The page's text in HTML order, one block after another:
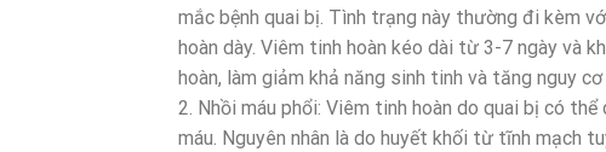
mắc bệnh quai bị. Tình trạng này thường đi kèm
hoàn dày. Viêm tinh hoàn kéo dài từ 3-7 ngày và
hoàn, làm giảm khả năng sinh tinh và tăng nguy cơ
2. Nhồi máu phổi: Viêm tinh hoàn do quai bị có
máu. Nguyên nhân là do huyết khối từ tĩnh mạch